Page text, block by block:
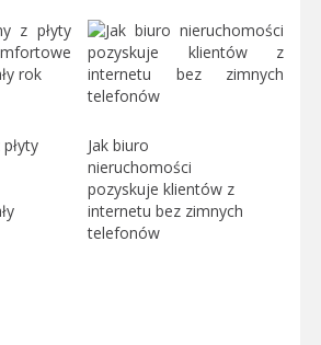
Jak biuro
nieruchomości
pozyskuje klientów z
internetu bez zimnych
telefonów